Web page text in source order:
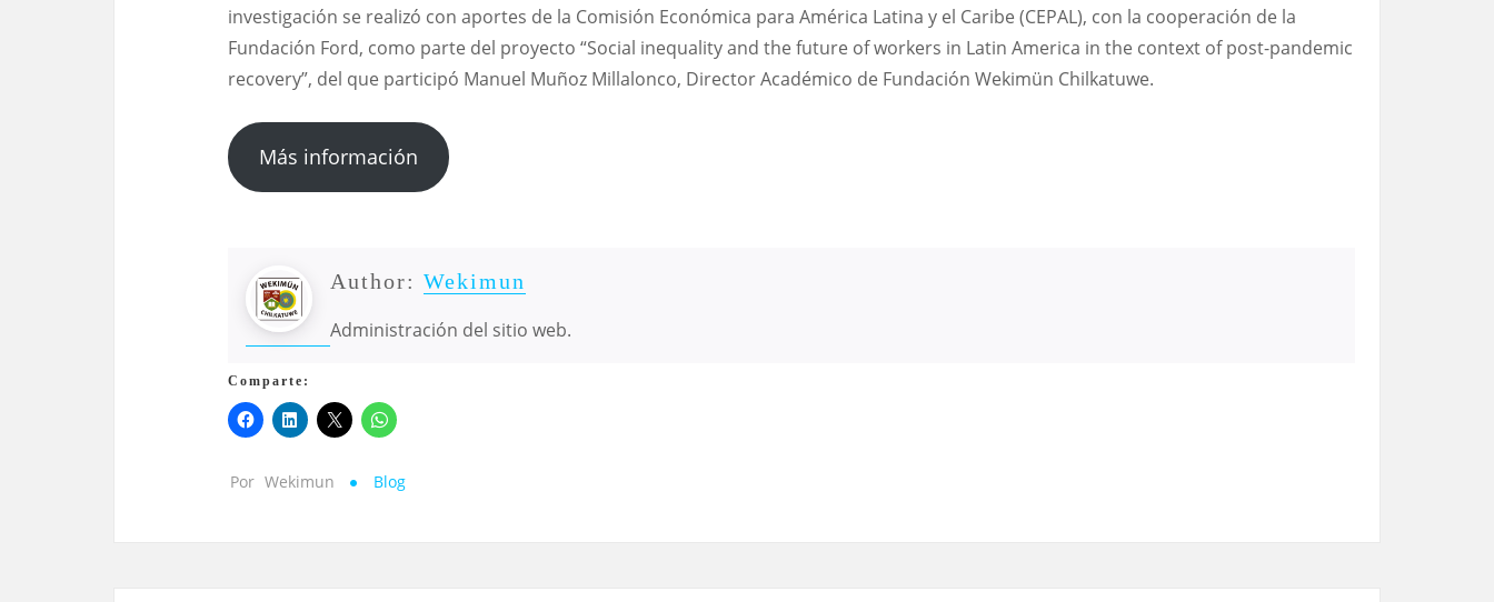
investigación se realizó con aportes de la Comisión Económica para América Latina y el Caribe (CEPAL), con la cooperación de la
Fundación Ford, como parte del proyecto “Social inequality and the future of workers in Latin America in the context of post-pandemic
recovery”, del que participó Manuel Muñoz Millalonco, Director Académico de Fundación Wekimün Chilkatuwe.
Más información
Author: Wekimun
Administración del sitio web.
Comparte:
Por Wekimun Blog